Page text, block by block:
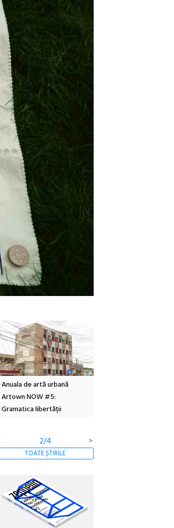
Festivalul Cinemascop
revine la Eforie Sud cu a IX-a
ediție
3/4 >
TOATE ȘTIRILE